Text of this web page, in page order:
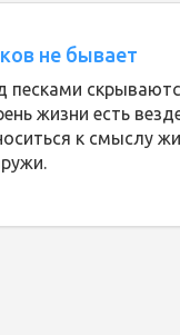
не бывает
песками
жизни есть
к смыслу